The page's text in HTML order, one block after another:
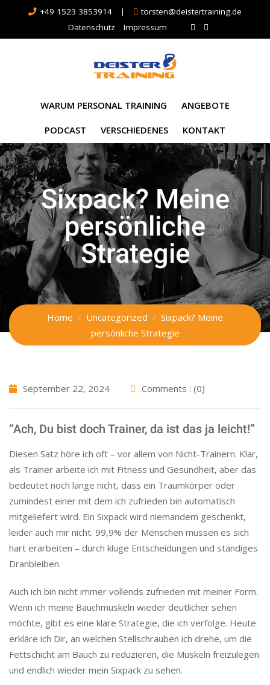
+49 1523 3853914 |
torsten@deistertraining.de
Datenschutz
Impressum
WARUM PERSONAL TRAINING ANGEBOTE
PODCAST VERSCHIEDENES KONTAKT
Sixpack? Meine
persönliche
Strategie
Home Uncategorized
Sixpack? Meine
persönliche Strategie
September 22, 2024 Comments : (0)
“Ach, Du bist doch Trainer, da ist das ja leicht!”
Diesen Satz höre ich oft – vor allem von Nicht-Trainern. Klar,
als Trainer arbeite ich mit Fitness und Gesundheit, aber das
bedeutet noch lange nicht, dass ein Traumkörper oder
zumindest einer mit dem ich zufrieden bin automatisch
mitgeliefert wird. Ein Sixpack wird niemandem geschenkt,
leider auch mir nicht. 99,9% der Menschen müssen es sich
hart erarbeiten – durch kluge Entscheidungen und ständiges
Dranbleiben.
Auch ich bin nicht immer vollends zufrieden mit meiner Form.
Wenn ich meine Bauchmuskeln wieder deutlicher sehen
möchte, gibt es eine klare Strategie, die ich verfolge. Heute
erkläre ich Dir, an welchen Stellschrauben ich drehe, um die
Fettschicht am Bauch zu reduzieren, die Muskeln freizulegen
und endlich wieder mein Sixpack zu sehen.